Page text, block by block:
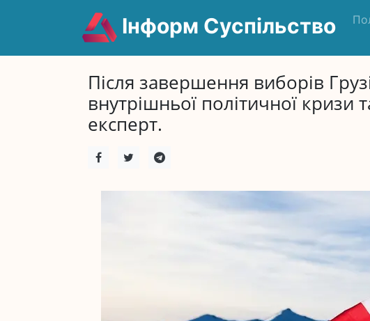
Інформ Суспільство
Після завершення виборів
внутрішньої політичної кризи
експерт.